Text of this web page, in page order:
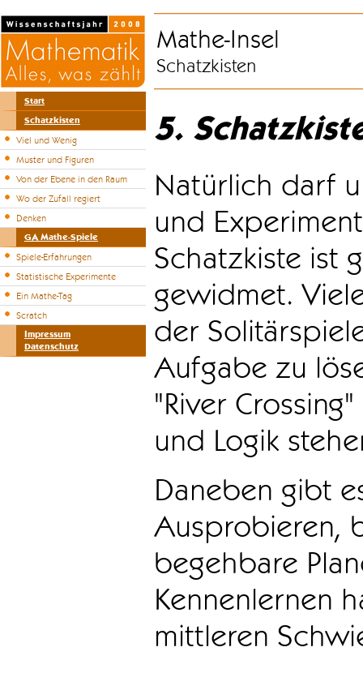
Start
Schatzkisten
Viel und Wenig
Muster und Figuren
Von der Ebene in den Raum
Wo der Zufall regiert
Denken
GA Mathe-Spiele
Spiele-Erfahrungen
Statistische Experimente
Ein Mathe-Tag
Scratch
Impressum
Datenschutz
Mathe-Insel
Schatzkisten
5.
Natürlich darf
und
Schatzkiste ist
gewidmet.
der
Aufgabe zu
"River
und Logik
Daneben gibt
Ausprobieren,
begehbare
Kennenlernen
mittleren